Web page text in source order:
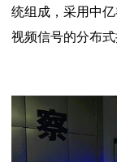
统组成，采用中
视频信号的分布式